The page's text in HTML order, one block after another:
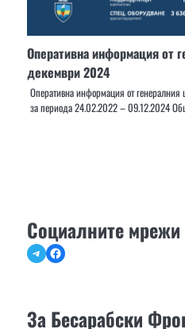
Оперативна информация от
декември 2024
Оперативна информация от
за периода 24.02.2022 – 09.12.2024
Социалните мрежи
TelegramFacebook
За Бесарабски